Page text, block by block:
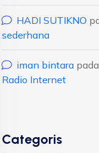
HADI SUTIKNO
sederhana
iman bintara pada
Radio Internet
Categoris